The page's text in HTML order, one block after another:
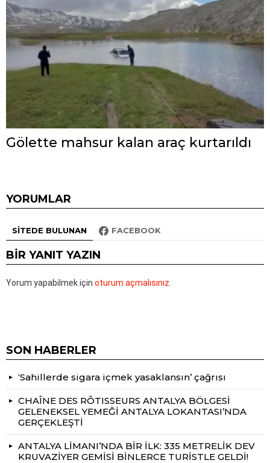
Gölette mahsur kalan araç kurtarıldı
YORUMLAR
SITEDE BULUNAN FACEBOOK
BIR YANIT YAZIN
Yorum yapabilmek için oturum açmalısınız
SON HABERLER
‘Sahillerde sigara içmek yasaklansın’ çağrısı
CHAÎNE DES RÔTISSEURS ANTALYA BÖLGESİ
GELENEKSEL YEMEĞİ ANTALYA LOKANTASI’NDA
GERÇEKLEŞTİ
ANTALYA LİMANI’NDA BİR İLK: 335 METRELİK DEV
KRUVAZİYER GEMİSİ BİNLERCE TURİSTLE GELDİ!